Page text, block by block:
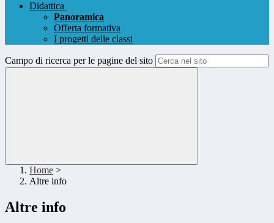
Didattica
Panoramica
Offerta formativa
I progetti delle classi
Campo di ricerca per le pagine del sito
Home >
Altre info
Altre info